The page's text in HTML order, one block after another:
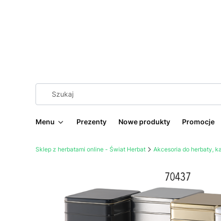
Menu Prezenty Nowe produkty Promocje
Sklep z herbatami online - Świat Herbat Akcesoria do herbaty,